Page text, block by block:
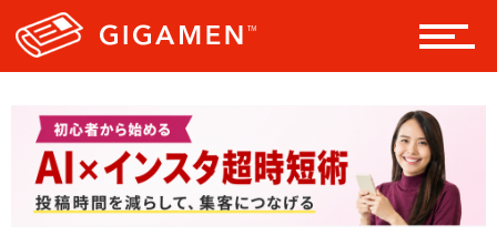
レジャー
ヘルス・健康